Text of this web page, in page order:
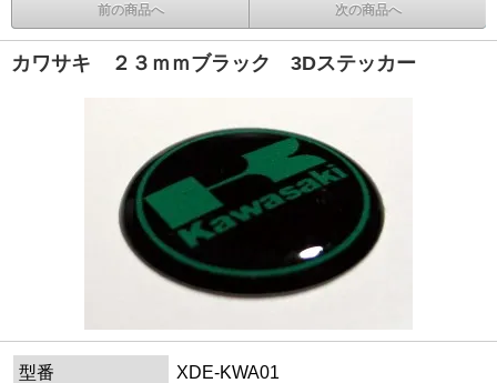
前の商品へ 次の商品へ
カワサキ ２３ｍｍブラック 3Dステッカー
型番
XDE-KWA01